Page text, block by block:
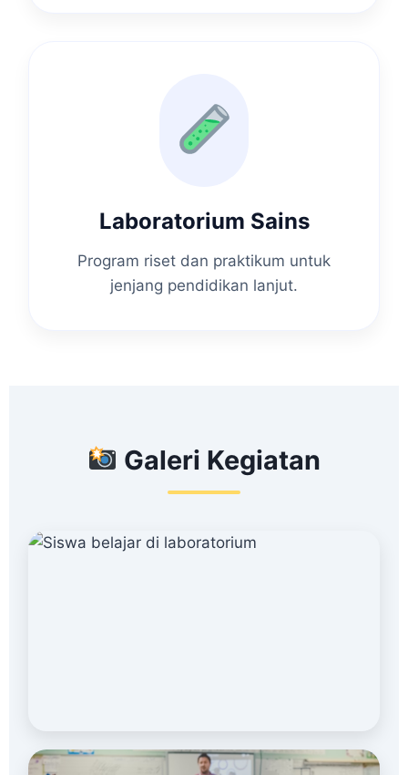
Laboratorium Sains
Program riset dan praktikum untuk
jenjang pendidikan lanjut.
Galeri Kegiatan